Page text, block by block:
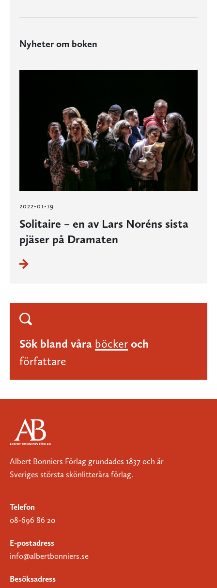
Nyheter om boken
2022-01-19
Solitaire – en av Lars Noréns sista
pjäser på Dramaten
Sök bland våra böcker och
författare
Albert Bonniers Förlag grundades 1837 och är
Sveriges största skönlitterära förlag.
Telefon
08-696 86 20
E-postadress
info@albertbonniers.se
Besöksadress